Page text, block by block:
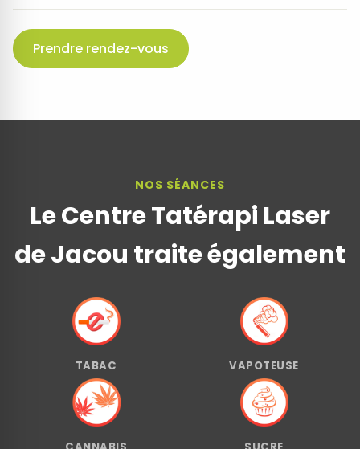
Prendre rendez-vous
NOS SÉANCES
Le Centre Tatérapi Laser
de Jacou traite également
TABAC VAPOTEUSE